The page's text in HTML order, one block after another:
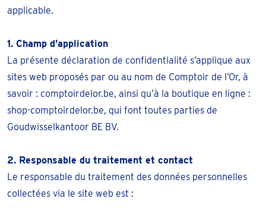
applicable.
1. Champ d’application
La présente déclaration de confidentialité s’applique aux
sites web proposés par ou au nom de Comptoir de l’Or, à
savoir : comptoirdelor.be, ainsi qu’à la boutique en ligne :
shop-comptoirdelor.be, qui font toutes parties de
Goudwisselkantoor BE BV.
2. Responsable du traitement et contact
Le responsable du traitement des données personnelles
collectées via le site web est :